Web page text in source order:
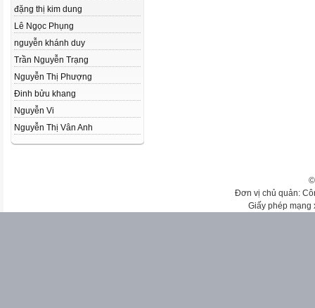
đặng thị kim dung
Lê Ngọc Phụng
nguyễn khánh duy
Trần Nguyễn Trạng
Nguyễn Thị Phượng
Đinh bửu khang
Nguyễn Vi
Nguyễn Thị Vân Anh
Đơn vị chủ quản:
Giấy phép mạng